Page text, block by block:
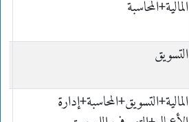
المالية+المحاسبة
التسويق
المالية+التسويق+المحاسبة+إدارة